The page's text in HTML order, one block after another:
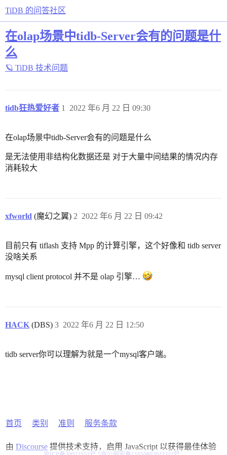
TiDB 的问答社区
在olap场景中tidb-Server会有的问题是什
么
🪐 TiDB 技术问题
tidb狂热爱好者 2022 年6 月 22 日 09:30
1
在olap场景中tidb-Server会有的问题是什么
是无法使用非结构化数据还是 对于大量中间结果的情况内存
消耗较大
xfworld (魔幻之翼) 2022 年6 月 22 日 09:42
2
目前只有 tiflash 支持 Mpp 的计算引擎，这个好像和 tidb server
没啥关系
mysql client protocol 并不是 olap 引擎…
HACK (DBS) 2022 年6 月 22 日 12:50
3
tidb server你可以理解为就是一个mysql客户端。
首页 类别 准则 服务条款
由 Discourse提供技术支持，启用 JavaScript 以获得最佳体验